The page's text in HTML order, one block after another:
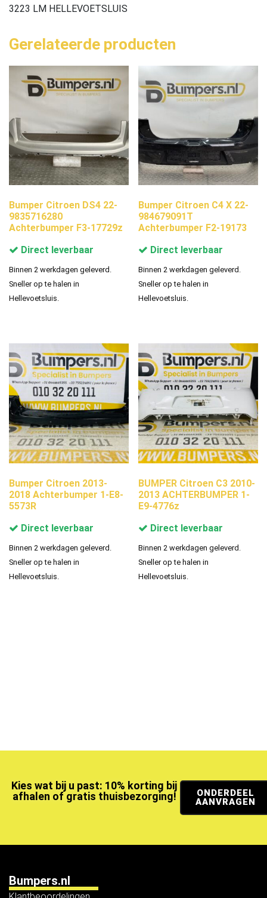
3223 LM HELLEVOETSLUIS
Gerelateerde producten
Bumper Citroen DS4 22-
9835716280
Achterbumper F3-17729z
Direct leverbaar
Binnen 2 werkdagen geleverd.
Sneller op te halen in
Hellevoetsluis.
Bumper Citroen C4 X 22-
984679091T
Achterbumper F2-19173
Direct leverbaar
Binnen 2 werkdagen geleverd.
Sneller op te halen in
Hellevoetsluis.
Bumper Citroen 2013-
2018 Achterbumper 1-E8-
5573R
Direct leverbaar
Binnen 2 werkdagen geleverd.
Sneller op te halen in
Hellevoetsluis.
BUMPER Citroen C3 2010-
2013 ACHTERBUMPER 1-
E9-4776z
Direct leverbaar
Binnen 2 werkdagen geleverd.
Sneller op te halen in
Hellevoetsluis.
Kies wat bij u past: 10% korting bij
afhalen of gratis thuisbezorging!
ONDERDEEL
AANVRAGEN
Bumpers.nl